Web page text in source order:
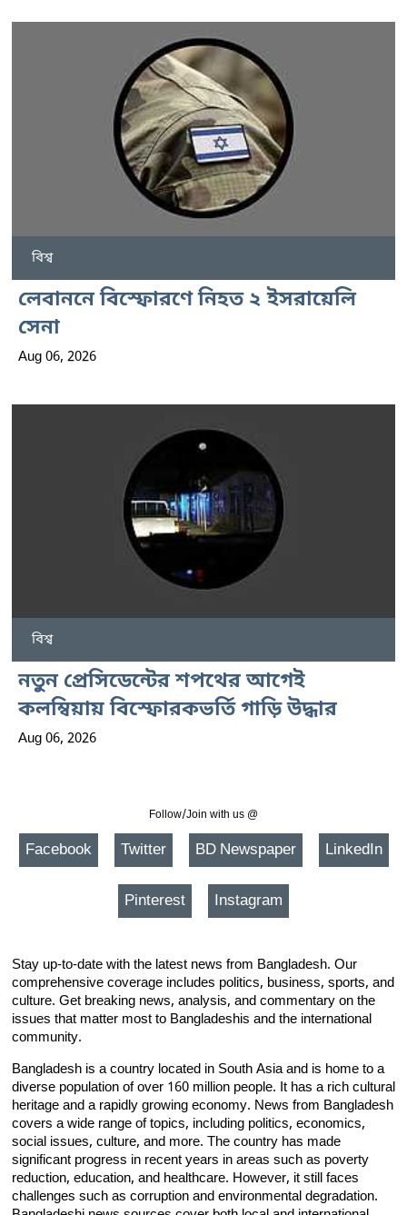
বিশ্ব
লেবাননে বিস্ফোরণে নিহত ২ ইসরায়েলি
সেনা
Aug 06, 2026
বিশ্ব
নতুন প্রেসিডেন্টের শপথের আগেই
কলম্বিয়ায় বিস্ফোরকভর্তি গাড়ি উদ্ধার
Aug 06, 2026
Follow/Join with us @
Facebook Twitter BD Newspaper LinkedIn
Pinterest Instagram
Stay up-to-date with the latest news from Bangladesh. Our
comprehensive coverage includes politics, business, sports, and
culture. Get breaking news, analysis, and commentary on the
issues that matter most to Bangladeshis and the international
community.
Bangladesh is a country located in South Asia and is home to a
diverse population of over 160 million people. It has a rich cultural
heritage and a rapidly growing economy. News from Bangladesh
covers a wide range of topics, including politics, economics,
social issues, culture, and more. The country has made
significant progress in recent years in areas such as poverty
reduction, education, and healthcare. However, it still faces
challenges such as corruption and environmental degradation.